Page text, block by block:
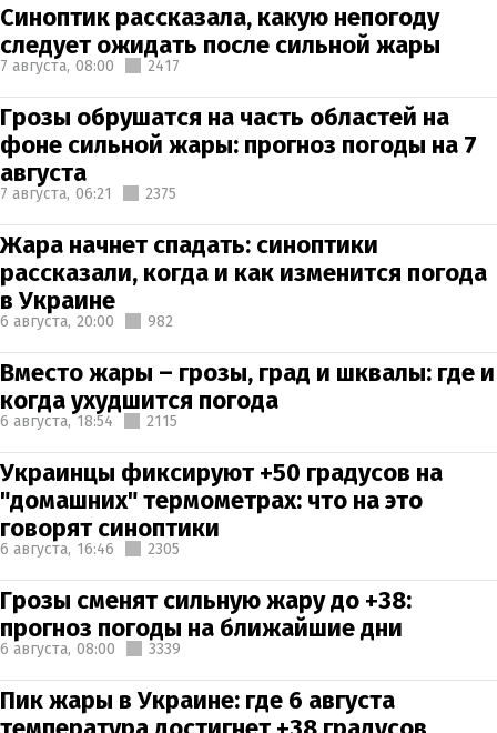
Синоптик рассказала, какую непогоду
следует ожидать после сильной жары
7 августа, 08:00 2417
Грозы обрушатся на часть областей на
фоне сильной жары: прогноз погоды на 7
августа
7 августа, 06:21 2375
Жара начнет спадать: синоптики
рассказали, когда и как изменится погода
в Украине
6 августа, 20:00 982
Вместо жары – грозы, град и шквалы: где и
когда ухудшится погода
6 августа, 18:54 2115
Украинцы фиксируют +50 градусов на
"домашних" термометрах: что на это
говорят синоптики
6 августа, 16:46 2305
Грозы сменят сильную жару до +38:
прогноз погоды на ближайшие дни
6 августа, 08:00 3339
Пик жары в Украине: где 6 августа